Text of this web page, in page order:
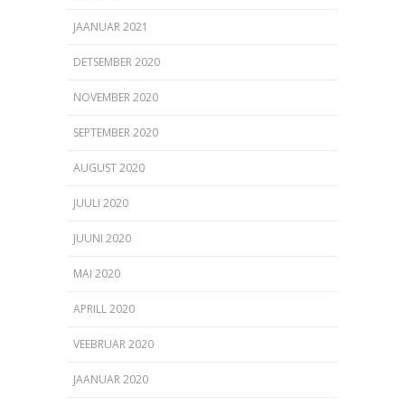
JAANUAR 2021
DETSEMBER 2020
NOVEMBER 2020
SEPTEMBER 2020
AUGUST 2020
JUULI 2020
JUUNI 2020
MAI 2020
APRILL 2020
VEEBRUAR 2020
JAANUAR 2020